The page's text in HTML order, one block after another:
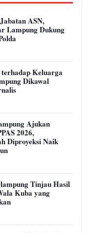
dan Anak
Kebangkitan
Berjalan 2027
Hasil Perbaikan
Dikerjakan
Kabel
ASN,
Lampung Dukung